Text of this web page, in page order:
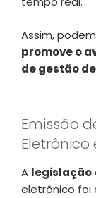
Assim,
promove o
de gestão
Emissão
Eletrônico
A legislação
eletrônico foi